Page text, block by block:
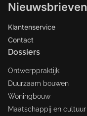
Nieuwsbrieven
Klantenservice
Contact
Dossiers
Ontwerppraktijk
Duurzaam bouwen
Woningbouw
Maatschappij en cultuur